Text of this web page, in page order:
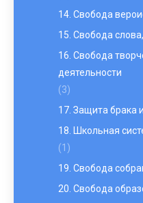
14. Свобода
15. Свобода
16. Свобода
деятельности
(3)
17. Защита брака
18. Школьная
(1)
19. Свобода
20. Свобода